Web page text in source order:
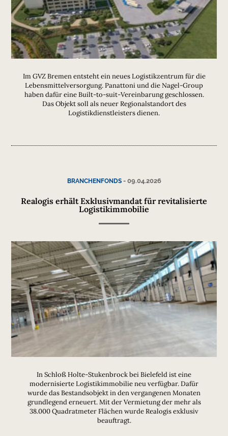
Im GVZ Bremen entsteht ein neues Logistikzentrum für die
Lebensmittelversorgung. Panattoni und die Nagel-Group
haben dafür eine Built-to-suit-Vereinbarung geschlossen.
Das Objekt soll als neuer Regionalstandort des
Logistikdienstleisters dienen.
BRANCHENFONDS- 09.04.2026
Realogis erhält Exklusivmandat für revitalisierte
Logistikimmobilie
In Schloß Holte-Stukenbrock bei Bielefeld ist eine
modernisierte Logistikimmobilie neu verfügbar. Dafür
wurde das Bestandsobjekt in den vergangenen Monaten
grundlegend erneuert. Mit der Vermietung der mehr als
38.000 Quadratmeter Flächen wurde Realogis exklusiv
beauftragt.